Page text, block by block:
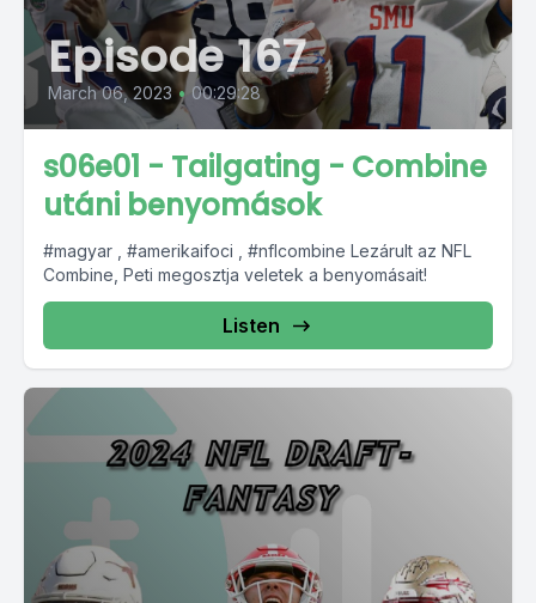
Episode 167
March 06, 2023 • 00:29:28
s06e01 - Tailgating - Combine
utáni benyomások
#magyar , #amerikaifoci , #nflcombine Lezárult az NFL
Combine, Peti megosztja veletek a benyomásait!
Listen